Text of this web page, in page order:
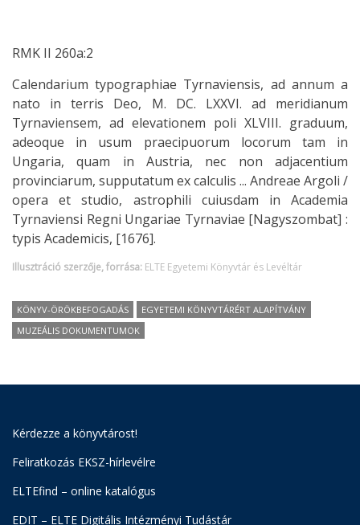
RMK II 260a:2
Calendarium typographiae Tyrnaviensis, ad annum a
nato in terris Deo, M. DC. LXXVI. ad meridianum
Tyrnaviensem, ad elevationem poli XLVIII. graduum,
adeoque in usum praecipuorum locorum tam in
Ungaria, quam in Austria, nec non adjacentium
provinciarum, supputatum ex calculis ... Andreae Argoli /
opera et studio, astrophili cuiusdam in Academia
Tyrnaviensi Regni Ungariae Tyrnaviae [Nagyszombat] :
typis Academicis, [1676].
Illusztráció szerzője, forrása: ELTE Egyetemi Könyvtár és Levéltár
KÖNYV-ÖRÖKBEFOGADÁS
EGYETEMI KÖNYVTÁRÉRT ALAPÍTVÁNY
MUZEÁLIS DOKUMENTUMOK
Kérdezze a könyvtárost!
Feliratkozás EKSZ-hírlevélre
ELTEfind – online katalógus
EDIT – ELTE Digitális Intézményi Tudástár